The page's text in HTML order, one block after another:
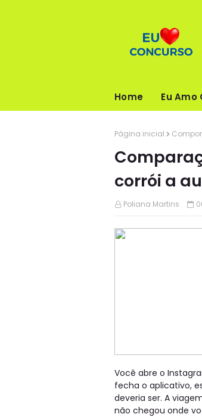
Home Eu Amo
Página inicial
corrói a
Poliana Martins
Você abre o
fecha o aplicativo,
deveria ser. A
não chegou onde